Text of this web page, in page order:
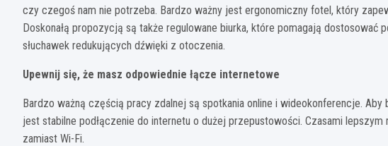
czy czegoś nam nie potrzeba. Bardzo ważny jest ergonomiczny fotel, który
Doskonałą propozycją są także regulowane biurka, które pomagają dostosować
słuchawek redukujących dźwięki z otoczenia.
Upewnij się, że masz odpowiednie łącze internetowe
Bardzo ważną częścią pracy zdalnej są spotkania online i wideokonferencje.
jest stabilne podłączenie do internetu o dużej przepustowości. Czasami
zamiast Wi-Fi.